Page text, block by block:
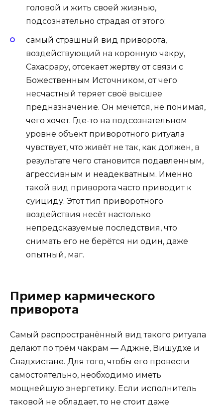
головой и жить своей жизнью,
подсознательно страдая от этого;
самый страшный вид приворота,
воздействующий на коронную чакру,
Сахасрару, отсекает жертву от связи с
Божественным Источником, от чего
несчастный теряет своё высшее
предназначение. Он мечется, не понимая,
чего хочет. Где-то на подсознательном
уровне объект приворотного ритуала
чувствует, что живёт не так, как должен, в
результате чего становится подавленным,
агрессивным и неадекватным. Именно
такой вид приворота часто приводит к
суициду. Этот тип приворотного
воздействия несёт настолько
непредсказуемые последствия, что
снимать его не берётся ни один, даже
опытный, маг.
Пример кармического
приворота
Самый распространённый вид такого ритуала
делают по трём чакрам — Аджне, Вишудхе и
Свадхистане. Для того, чтобы его провести
самостоятельно, необходимо иметь
мощнейшую энергетику. Если исполнитель
таковой не обладает, то не стоит даже